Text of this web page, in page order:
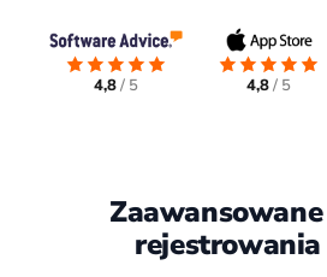
4,8/ 5 4,8/ 5
rejestrowania